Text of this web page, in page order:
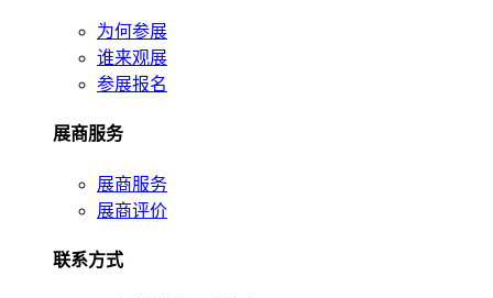
为何参展
谁来观展
参展报名
展商服务
展商服务
展商评价
联系方式